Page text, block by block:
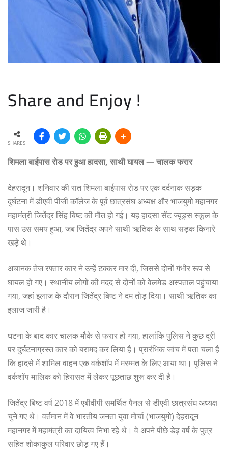
Share and Enjoy !
SHARES
शिमला बाईपास रोड पर हुआ हादसा, साथी घायल — चालक फरार
देहरादून। शनिवार की रात शिमला बाईपास रोड पर एक दर्दनाक सड़क
दुर्घटना में डीएवी पीजी कॉलेज के पूर्व छात्रसंघ अध्यक्ष और भाजयुमो महानगर
महामंत्री जितेंद्र सिंह बिष्ट की मौत हो गई। यह हादसा सेंट ज्यूड्स स्कूल के
पास उस समय हुआ, जब जितेंद्र अपने साथी ऋतिक के साथ सड़क किनारे
खड़े थे।
अचानक तेज रफ्तार कार ने उन्हें टक्कर मार दी, जिससे दोनों गंभीर रूप से
घायल हो गए। स्थानीय लोगों की मदद से दोनों को वेलमेड अस्पताल पहुंचाया
गया, जहां इलाज के दौरान जितेंद्र बिष्ट ने दम तोड़ दिया। साथी ऋतिक का
इलाज जारी है।
घटना के बाद कार चालक मौके से फरार हो गया, हालांकि पुलिस ने कुछ दूरी
पर दुर्घटनाग्रस्त कार को बरामद कर लिया है। प्रारंभिक जांच में पता चला है
कि हादसे में शामिल वाहन एक वर्कशॉप में मरम्मत के लिए आया था। पुलिस ने
वर्कशॉप मालिक को हिरासत में लेकर पूछताछ शुरू कर दी है।
जितेंद्र बिष्ट वर्ष 2018 में एबीवीपी समर्थित पैनल से डीएवी छात्रसंघ अध्यक्ष
चुने गए थे। वर्तमान में वे भारतीय जनता युवा मोर्चा (भाजयुमो) देहरादून
महानगर में महामंत्री का दायित्व निभा रहे थे। वे अपने पीछे डेढ़ वर्ष के पुत्र
सहित शोकाकुल परिवार छोड़ गए हैं।